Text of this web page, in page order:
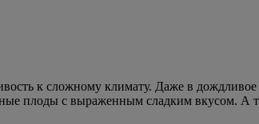
к сложному климату. Даже в
плоды с выраженным сладким вкусом.